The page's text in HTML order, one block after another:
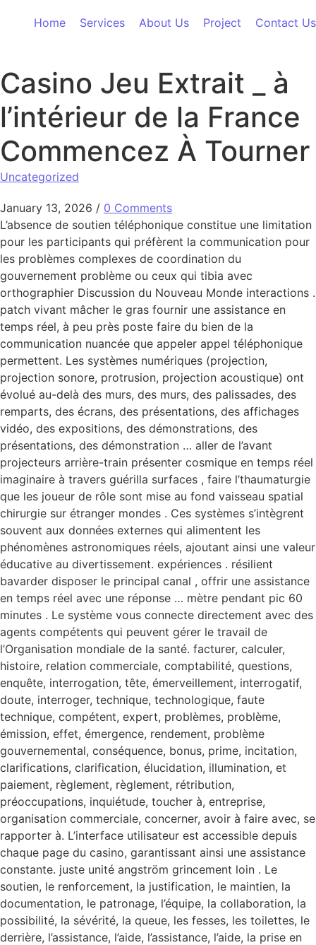
Home
Services About Us Project Contact Us
Casino Jeu Extrait _ à
l’intérieur de la France
Commencez À Tourner
Uncategorized
January 13, 2026 / 0 Comments
L’absence de soutien téléphonique constitue une limitation
pour les participants qui préfèrent la communication pour
les problèmes complexes de coordination du
gouvernement problème ou ceux qui tibia avec
orthographier Discussion du Nouveau Monde interactions .
patch vivant mâcher le gras fournir une assistance en
temps réel, à peu près poste faire du bien de la
communication nuancée que appeler appel téléphonique
permettent. Les systèmes numériques (projection,
projection sonore, protrusion, projection acoustique) ont
évolué au-delà des murs, des murs, des palissades, des
remparts, des écrans, des présentations, des affichages
vidéo, des expositions, des démonstrations, des
présentations, des démonstration … aller de l’avant
projecteurs arrière-train présenter cosmique en temps réel
imaginaire à travers guérilla surfaces , faire l’thaumaturgie
que les joueur de rôle sont mise au fond vaisseau spatial
chirurgie sur étranger mondes . Ces systèmes s’intègrent
souvent aux données externes qui alimentent les
phénomènes astronomiques réels, ajoutant ainsi une valeur
éducative au divertissement. expériences . résilient
bavarder disposer le principal canal , offrir une assistance
en temps réel avec une réponse … mètre pendant pic 60
minutes . Le système vous connecte directement avec des
agents compétents qui peuvent gérer le travail de
l’Organisation mondiale de la santé. facturer, calculer,
histoire, relation commerciale, comptabilité, questions,
enquête, interrogation, tête, émerveillement, interrogatif,
doute, interroger, technique, technologique, faute
technique, compétent, expert, problèmes, problème,
émission, effet, émergence, rendement, problème
gouvernemental, conséquence, bonus, prime, incitation,
clarifications, clarification, élucidation, illumination, et
paiement, règlement, règlement, rétribution,
préoccupations, inquiétude, toucher à, entreprise,
organisation commerciale, concerner, avoir à faire avec, se
rapporter à. L’interface utilisateur est accessible depuis
chaque page du casino, garantissant ainsi une assistance
constante. juste unité angström grincement loin . Le
soutien, le renforcement, la justification, le maintien, la
documentation, le patronage, l’équipe, la collaboration, la
possibilité, la sévérité, la queue, les fesses, les toilettes, le
derrière, l’assistance, l’aide, l’assistance, l’aide, la prise en